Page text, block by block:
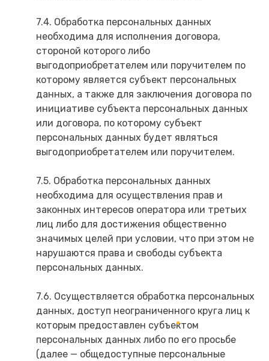
7.4. Обработка персональных данных
необходима для исполнения договора,
стороной которого либо
выгодоприобретателем или поручителем по
которому является субъект персональных
данных, а также для заключения договора по
инициативе субъекта персональных данных
или договора, по которому субъект
персональных данных будет являться
выгодоприобретателем или поручителем.
7.5. Обработка персональных данных
необходима для осуществления прав и
законных интересов оператора или третьих
лиц либо для достижения общественно
значимых целей при условии, что при этом не
нарушаются права и свободы субъекта
персональных данных.
7.6. Осуществляется обработка персональных
данных, доступ неограниченного круга лиц к
которым предоставлен субъектом
персональных данных либо по его просьбе
(далее — общедоступные персональные